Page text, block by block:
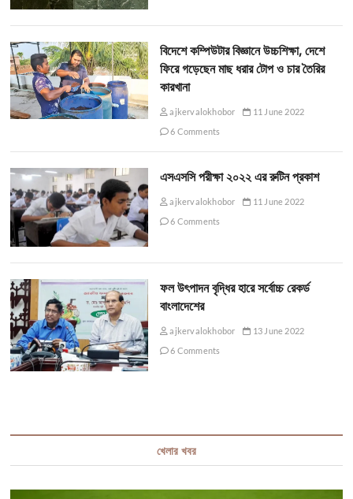
বিদেশে কম্পিউটার বিজ্ঞানে উচ্চশিক্ষা, দেশে
ফিরে গড়েছেন মাছ ধরার টোপ ও চার তৈরির
কারখানা
ajkervalokhobor
11 June 2022
6 Comments
এসএসসি পরীক্ষা ২০২২ এর রুটিন প্রকাশ
ajkervalokhobor
11 June 2022
6 Comments
ফল উৎপাদন বৃদ্ধির হারে সর্বোচ্চ রেকর্ড
বাংলাদেশের
ajkervalokhobor
13 June 2022
6 Comments
খেলার খবর